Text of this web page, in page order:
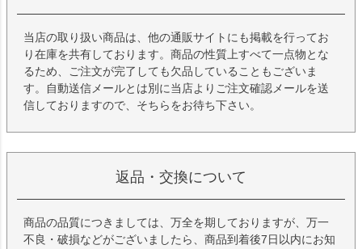
当店の取り扱い商品は、他の通販サイトにも掲載を行ってお
り在庫を共有しております。商品の性質上すべて一点物とな
るため、ご注文が完了しても欠品していることもございま
す。自動送信メールとは別に当店よりご注文確認メールを送
信しておりますので、そちらをお待ち下さい。
返品・交換について
商品の品質につきましては、万全を期しておりますが、万一
不良・破損などがございましたら、商品到着後7日以内にお知